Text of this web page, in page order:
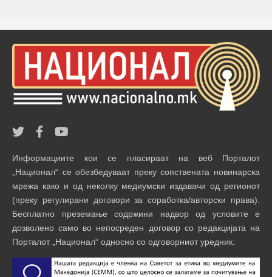
Информациите кои се пласираат на веб Порталот
„Национал“ се обезбедуваат преку сопствената новинарска
мрежа како и од неколку медиумски издавачи од регионот
(преку регулирани договори за соработка/авторски права).
Бесплатно преземање содржини надвор од условите е
дозволено само во непосреден договор со редакцијата на
Порталот „Национал“ односно со одговорниот уредник.